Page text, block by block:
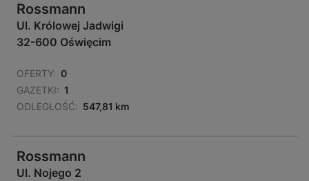
Rossmann
Ul. Królowej Jadwigi
32-600 Oświęcim
OFERTY: 0
GAZETKI: 1
ODLEGŁOŚĆ: 547,81 km
Rossmann
Ul. Nojego 2